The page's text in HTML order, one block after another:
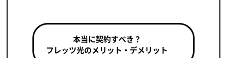
本当に契約すべき？
フレッツ光のメリット・デメリット